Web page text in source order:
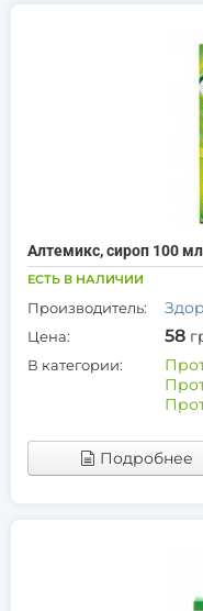
Алтемикс, сироп 100
ЕСТЬ В НАЛИЧИИ
Производитель:
Цена: 58
В категории:
Подробнее